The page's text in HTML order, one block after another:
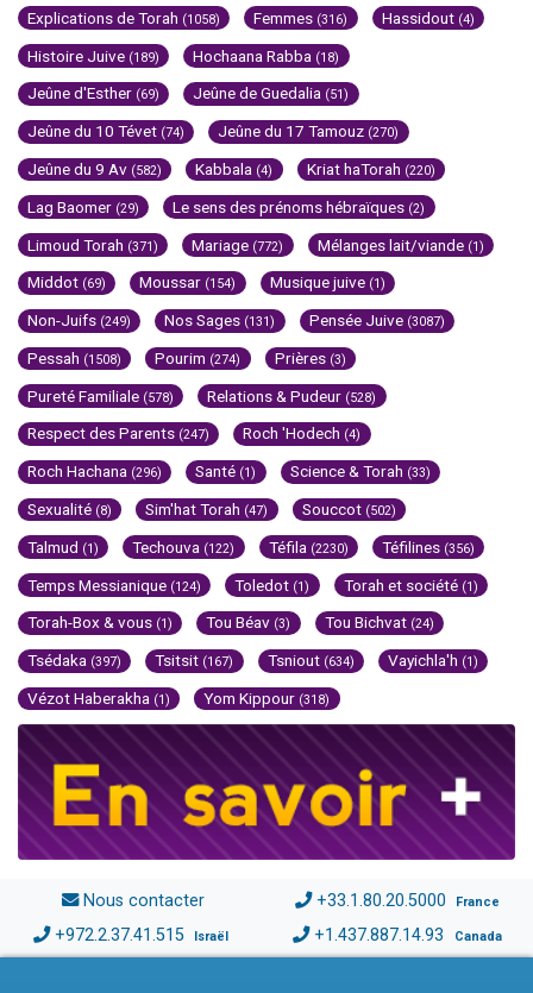
Explications de Torah (1058) Femmes (316) Hassidout (4)
Histoire Juive (189) Hochaana Rabba (18)
Jeûne d'Esther (69) Jeûne de Guedalia (51)
Jeûne du 10 Tévet (74) Jeûne du 17 Tamouz (270)
Jeûne du 9 Av (582) Kabbala (4) Kriat haTorah (220)
Lag Baomer (29) Le sens des prénoms hébraïques (2)
Limoud Torah (371) Mariage (772) Mélanges lait/viande (1)
Middot (69) Moussar (154) Musique juive (1)
Non-Juifs (249) Nos Sages (131) Pensée Juive (3087)
Pessah (1508) Pourim (274) Prières (3)
Pureté Familiale (578) Relations & Pudeur (528)
Respect des Parents (247) Roch 'Hodech (4)
Roch Hachana (296) Santé (1) Science & Torah (33)
Sexualité (8) Sim'hat Torah (47) Souccot (502)
Talmud (1) Techouva (122) Téfila (2230) Téfilines (356)
Temps Messianique (124) Toledot (1) Torah et société (1)
Torah-Box & vous (1) Tou Béav (3) Tou Bichvat (24)
Tsédaka (397) Tsitsit (167) Tsniout (634) Vayichla'h (1)
Vézot Haberakha (1) Yom Kippour (318)
Nous contacter +33.1.80.20.5000 France
+972.2.37.41.515 Israël +1.437.887.14.93 Canada